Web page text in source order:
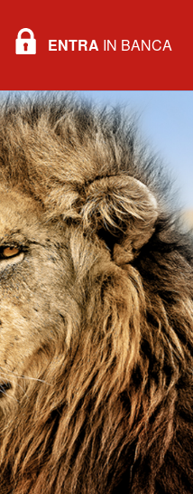
ENTRA IN BANCA